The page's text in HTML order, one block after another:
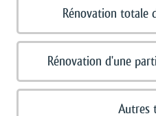
Rénovation totale
Rénovation d'une
Autres